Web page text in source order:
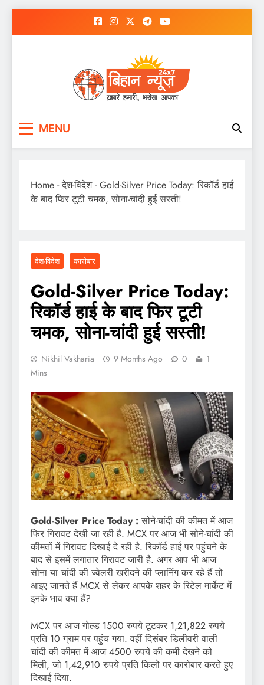
MENU
Home -देश-विदेश-Gold-Silver Price Today: रिकॉर्ड हाई
के बाद फिर टूटी चमक, सोना-चांदी हुई सस्‍ती!
देश-विदेश कारोबार
Gold-Silver Price Today:
रिकॉर्ड हाई के बाद फिर टूटी
चमक, सोना-चांदी हुई सस्‍ती!
Nikhil Vakharia 9 Months Ago 0
1
Mins
Gold-Silver Price Today :सोने-चांदी की कीमत में आज
फिर गिरावट देखी जा रही है. MCX पर आज भी सोने-चांदी की
कीमतों में गिरावट दिखाई दे रही है. रिकॉर्ड हाई पर पहुंचने के
बाद से इसमें लगातार गिरावट जारी है. अगर आप भी आज
सोना या चांदी की ज्‍वेलरी खरीदने की प्‍लानिंग कर रहे हैं तो
आइए जानते हैं MCX से लेकर आपके शहर के रिटेल मार्केट में
इनके भाव क्‍या हैं?
MCX पर आज गोल्‍ड 1500 रुपये टूटकर 1,21,822 रुपये
प्रति 10 ग्राम पर पहुंच गया. वहीं दिसंबर डिलीवरी वाली
चांदी की कीमत में आज 4500 रुपये की कमी देखने को
मिली, जो 1,42,910 रुपये प्रति किलो पर कारोबार करते हुए
दिखाई दिया.